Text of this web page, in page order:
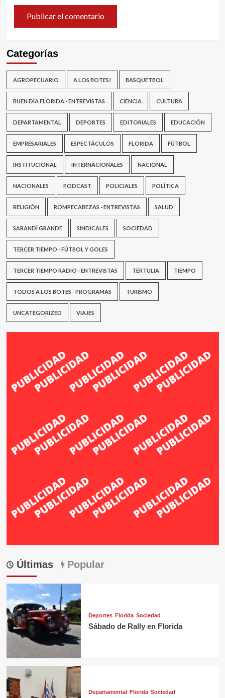
Categorías
AGROPECUARIO A LOS BOTES! BASQUETBOL
BUEN DÍA FLORIDA - ENTREVISTAS CIENCIA CULTURA
DEPARTAMENTAL DEPORTES EDITORIALES EDUCACIÓN
EMPRESARIALES ESPECTÁCULOS FLORIDA FÚTBOL
INSTITUCIONAL INTERNACIONALES NACIONAL
NACIONALES PODCAST POLICIALES POLÍTICA
RELIGIÓN ROMPECABEZAS - ENTREVISTAS SALUD
SARANDÍ GRANDE SINDICALES SOCIEDAD
TERCER TIEMPO - FÚTBOL Y GOLES
TERCER TIEMPO RADIO - ENTREVISTAS TERTULIA TIEMPO
TODOS A LOS BOTES - PROGRAMAS TURISMO
UNCATEGORIZED VIAJES
Últimas Popular
Deportes Florida Sociedad
Sábado de Rally en Florida
Departamental Florida Sociedad